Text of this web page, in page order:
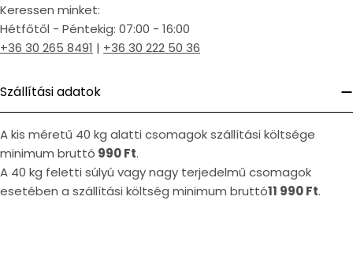
Keressen minket:
Hétfőtől - Péntekig: 07:00 - 16:00
+36 30 265 8491 | +36 30 222 50 36
Szállítási adatok
A kis méretű 40 kg alatti csomagok szállítási költsége
minimum bruttó 990 Ft.
A 40 kg feletti súlyú vagy nagy terjedelmű csomagok
esetében a szállítási költség minimum bruttó11 990 Ft.